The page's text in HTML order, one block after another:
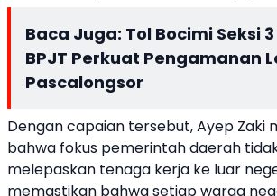
Baca Juga: Tol Bocimi Seksi
BPJT Perkuat Pengamanan
Pascalongsor
Dengan capaian tersebut, Ayep Zaki
bahwa fokus pemerintah daerah
melepaskan tenaga kerja ke luar
memastikan bahwa setiap warga